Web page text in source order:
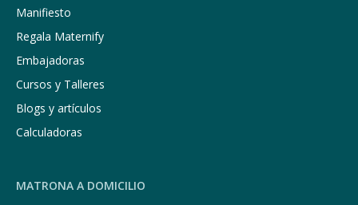
Manifiesto
Regala Maternify
Embajadoras
Cursos y Talleres
Blogs y artículos
Calculadoras
MATRONA A DOMICILIO